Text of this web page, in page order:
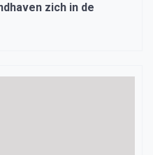
zich in de